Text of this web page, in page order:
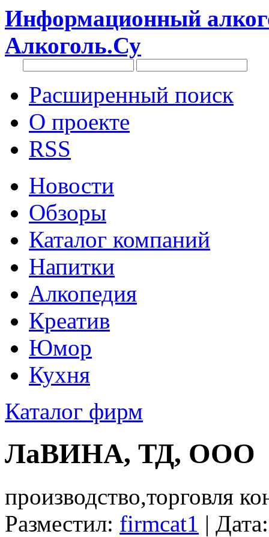
Информационный
Алкоголь.Су
Расширенный поиск
О проекте
RSS
Новости
Обзоры
Каталог компаний
Напитки
Алкопедия
Креатив
Юмор
Кухня
Каталог фирм
ЛаВИНА, ТД, ООО
производство,торговля
Разместил: firmcat1 |